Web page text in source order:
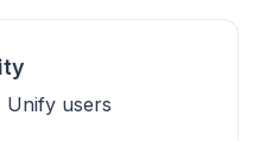
users